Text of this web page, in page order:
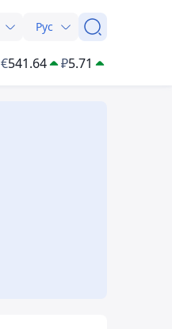
Рус
€541.64 ₽5.71